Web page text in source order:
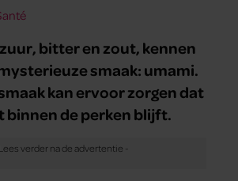
bitter en zout, kennen
smaak: umami.
kan ervoor zorgen dat
binnen de perken blijft.